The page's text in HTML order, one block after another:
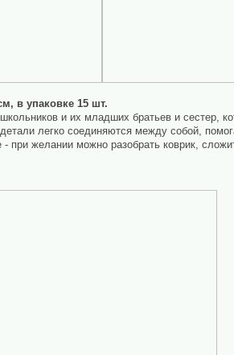
в упаковке 15 шт.
и их младших братьев и сестер,
легко соединяются между собой,
при желании можно разобрать коврик,